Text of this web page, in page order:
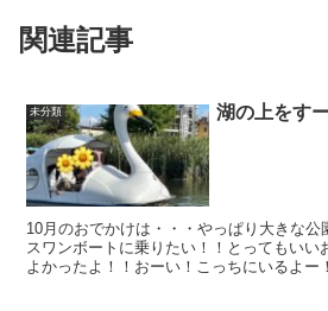
関連記事
未分類 湖の上をす
10月のおでかけは・・・やっぱり大きな公
スワンボートに乗りたい！！とってもいい
よかったよ！！おーい！こっちにいるよー